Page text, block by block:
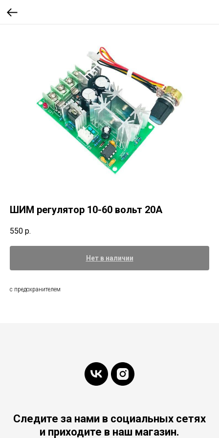
ШИМ регулятор 10-60 вольт 20А
550 р.
Нет в наличии
с предохранителем
Следите за нами в социальных сетях
и приходите в наш магазин.